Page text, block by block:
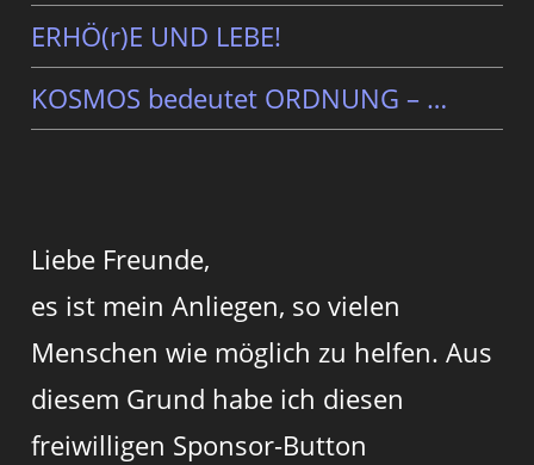
ERHÖ(r)E UND LEBE!
KOSMOS bedeutet ORDNUNG – …
Liebe Freunde,
es ist mein Anliegen, so vielen
Menschen wie möglich zu helfen. Aus
diesem Grund habe ich diesen
freiwilligen Sponsor-Button